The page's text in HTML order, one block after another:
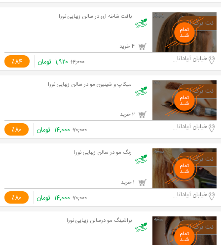
بافت شاخه ای در سالن زیبایی نورا
٪84 خیابان آپادانا دوم ۱۲,۰۰۰ ۱,۹۲۰ تومان
میکاپ و شینیون مو در سالن زیبایی نورا
٪80 خیابان آپادانا دوم ۷۰,۰۰۰ ۱۴,۰۰۰ تومان
رنگ مو در سالن زیبایی نورا
٪80 خیابان آپادانا دوم ۷۰,۰۰۰ ۱۴,۰۰۰ تومان
براشینگ مو درسالن زیبایی نورا